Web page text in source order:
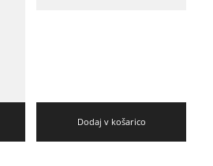
Dodaj v košarico